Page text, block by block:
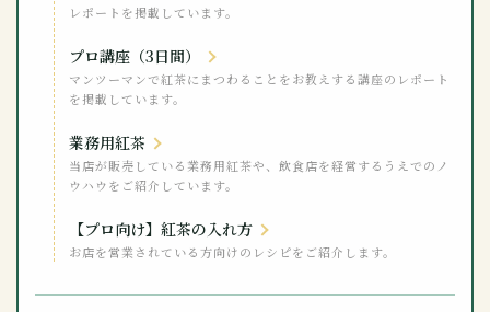
レポートを掲載しています。
プロ講座（3日間）
マンツーマンで紅茶にまつわることをお教えする講座のレポート
を掲載しています。
業務用紅茶
当店が販売している業務用紅茶や、飲食店を経営するうえでのノ
ウハウをご紹介しています。
【プロ向け】紅茶の入れ方
お店を営業されている方向けのレシピをご紹介します。